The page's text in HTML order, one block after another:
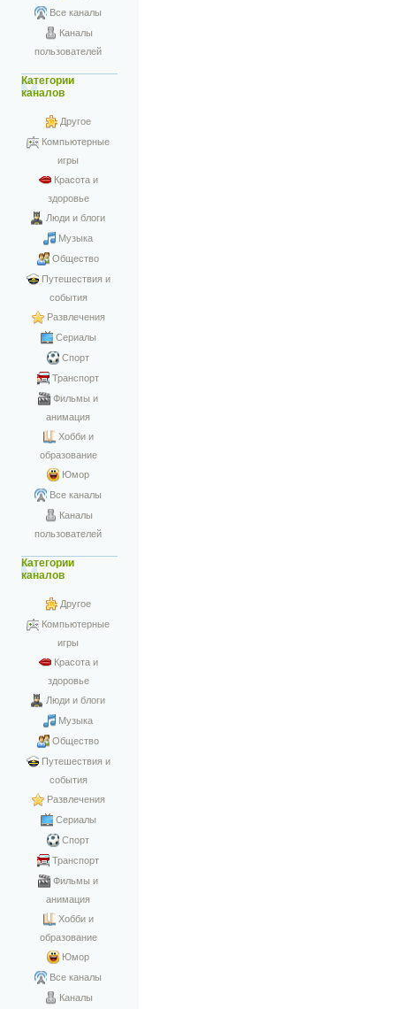
Все каналы
Каналы
пользователей
Категории
каналов
Другое
Компьютерные
игры
Красота и
здоровье
Люди и блоги
Музыка
Общество
Путешествия и
события
Развлечения
Сериалы
Спорт
Транспорт
Фильмы и
анимация
Хобби и
образование
Юмор
Все каналы
Каналы
пользователей
Категории
каналов
Другое
Компьютерные
игры
Красота и
здоровье
Люди и блоги
Музыка
Общество
Путешествия и
события
Развлечения
Сериалы
Спорт
Транспорт
Фильмы и
анимация
Хобби и
образование
Юмор
Все каналы
Каналы